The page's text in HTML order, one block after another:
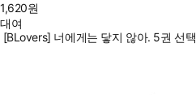
1,620원
대여
[BLovers] 너에게는 닿지 않아. 5권 선택